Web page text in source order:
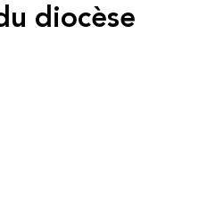
diocèse